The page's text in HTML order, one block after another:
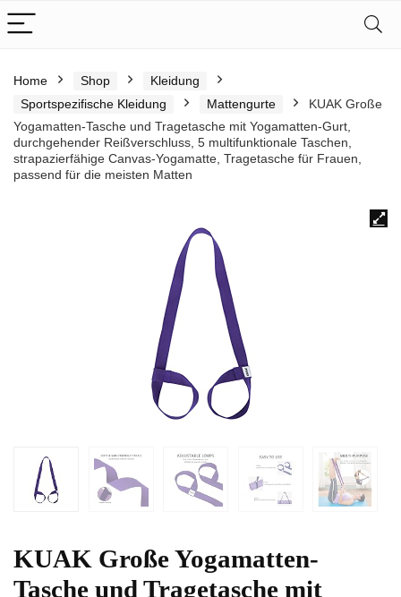
Home Shop
Kleidung
Sportspezifische Kleidung
Mattengurte
KUAK Große
Yogamatten-Tasche und Tragetasche mit Yogamatten-Gurt,
durchgehender Reißverschluss, 5 multifunktionale Taschen,
strapazierfähige Canvas-Yogamatte, Tragetasche für Frauen,
passend für die meisten Matten
KUAK Große Yogamatten-
Tasche und Tragetasche mit